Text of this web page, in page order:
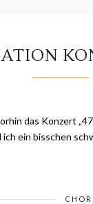
das Konzert
ein bisschen
CHOR